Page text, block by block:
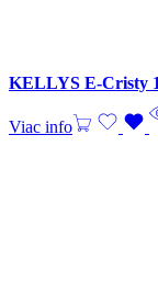
KELLYS E-Cristy
Viac info